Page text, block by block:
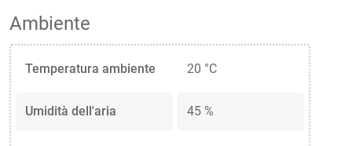
Ambiente
Temperatura ambiente 20 °C
Umidità dell'aria 45 %